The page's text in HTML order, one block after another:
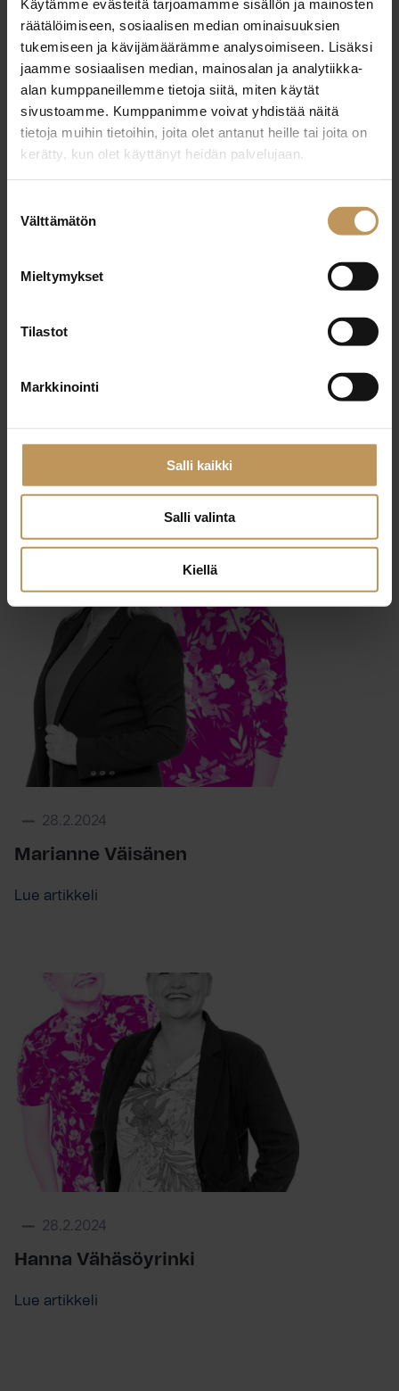
Käytämme evästeitä tarjoamamme sisällön ja mainosten
räätälöimiseen, sosiaalisen median ominaisuuksien
tukemiseen ja kävijämäärämme analysoimiseen. Lisäksi
jaamme sosiaalisen median, mainosalan ja analytiikka-
alan kumppaneillemme tietoja siitä, miten käytät
sivustoamme. Kumppanimme voivat yhdistää näitä
tietoja muihin tietoihin, joita olet antanut heille tai joita on
kerätty, kun olet käyttänyt heidän palvelujaan.
valinta
Välttämätön
Mieltymykset
Tilastot
Markkinointi
Salli kaikki
Salli valinta
Kiellä
18.9.2024
Julia Tiihonen
Lue artikkeli
Tero Pettinen
Lue artikkeli
28.2.2024
Marianne Väisänen
Lue artikkeli
28.2.2024
Hanna Vähäsöyrinki
Lue artikkeli